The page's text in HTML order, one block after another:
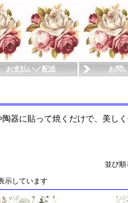
お支払い／配送 お問
器に貼って焼くだけで、美しく
並び順
示しています